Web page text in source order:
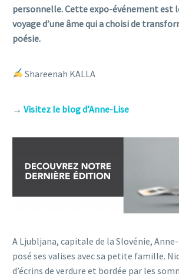
personnelle. Cette expo-événement est
voyage d’une âme qui a choisi de
poésie.
Shareenah KALLA
→ Visitez le blog d’Anne-Lise
A Ljubljana, capitale de la Slovénie,
posé ses valises avec sa petite famille.
d’écrins de verdure et bordée par les